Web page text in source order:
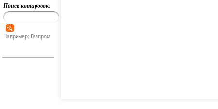
Поиск котировок:
Например: Газпром